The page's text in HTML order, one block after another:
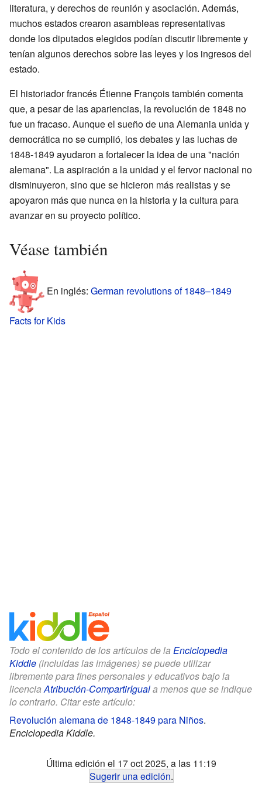
literatura, y derechos de reunión y asociación. Además,
muchos estados crearon asambleas representativas
donde los diputados elegidos podían discutir libremente y
tenían algunos derechos sobre las leyes y los ingresos del
estado.
El historiador francés Étienne François también comenta
que, a pesar de las apariencias, la revolución de 1848 no
fue un fracaso. Aunque el sueño de una Alemania unida y
democrática no se cumplió, los debates y las luchas de
1848-1849 ayudaron a fortalecer la idea de una "nación
alemana". La aspiración a la unidad y el fervor nacional no
disminuyeron, sino que se hicieron más realistas y se
apoyaron más que nunca en la historia y la cultura para
avanzar en su proyecto político.
Véase también
En inglés: German revolutions of 1848–1849
Facts for Kids
Todo el contenido de los artículos de la Enciclopedia
Kiddle (incluidas las imágenes) se puede utilizar
libremente para fines personales y educativos bajo la
licencia Atribución-CompartirIguala menos que se indique
lo contrario. Citar este artículo:
Revolución alemana de 1848-1849 para Niños.
Enciclopedia Kiddle.
Última edición el 17 oct 2025, a las 11:19
Sugerir una edición.